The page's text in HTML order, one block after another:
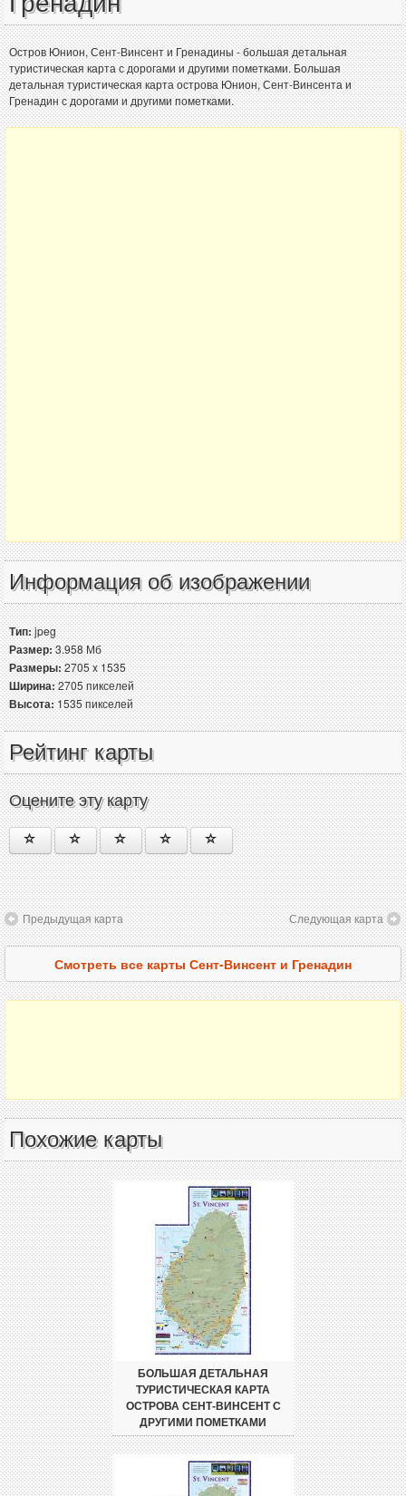
Остров Юнион, Сент-Винсент и Гренадины - большая детальная
туристическая карта с дорогами и другими пометками. Большая
детальная туристическая карта острова Юнион, Сент-Винсента и
Гренадин с дорогами и другими пометками.
Информация об изображении
Тип:jpeg
Размер:3.958 Мб
Размеры:2705 x 1535
Ширина:2705 пикселей
Высота:1535 пикселей
Рейтинг карты
Оцените эту карту
Предыдущая карта Следующая карта
Смотреть все карты Сент-Винсент и Гренадин
Похожие карты
БОЛЬШАЯ ДЕТАЛЬНАЯ
ТУРИСТИЧЕСКАЯ КАРТА
ОСТРОВА СЕНТ-ВИНСЕНТ С
ДРУГИМИ ПОМЕТКАМИ